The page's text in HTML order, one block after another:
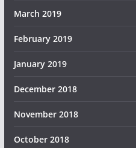
March 2019
February 2019
January 2019
December 2018
November 2018
October 2018